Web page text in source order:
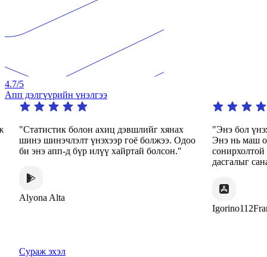
4.7/5
Апп дэлгүүрийн үнэлгээ
"Статистик болон ахиц дэвшлийг хянах
шинэ шинэчлэлт үнэхээр гоё болжээ. Одоо
би энэ апп-д бүр илүү хайртай болсон."
Alyona Alta
"Энэ бол
Энэ нь маш
сонирхолтой
дасгалыг
Сураж эхэл